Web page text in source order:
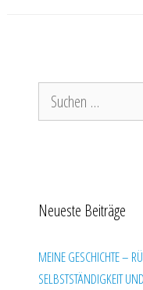
Suchen
nach:
Neueste Beiträge
MEINE GESCHICHTE –
SELBSTSTÄNDIGKEIT